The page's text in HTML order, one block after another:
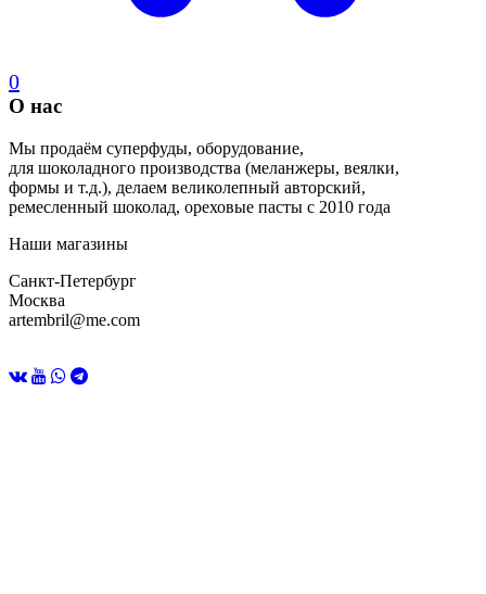
0
О нас
Мы продаём суперфуды, оборудование,
для шоколадного производства (меланжеры, веялки,
формы и т.д.), делаем великолепный авторский,
ремесленный шоколад, ореховые пасты с 2010 года
Наши магазины
Санкт-Петербург
Москва
artembril@me.com